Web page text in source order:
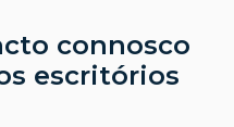
connosco
escritórios